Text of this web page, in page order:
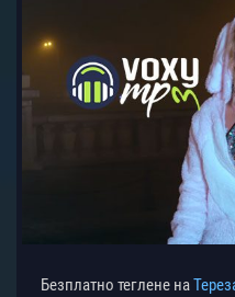
Безплатно теглене на